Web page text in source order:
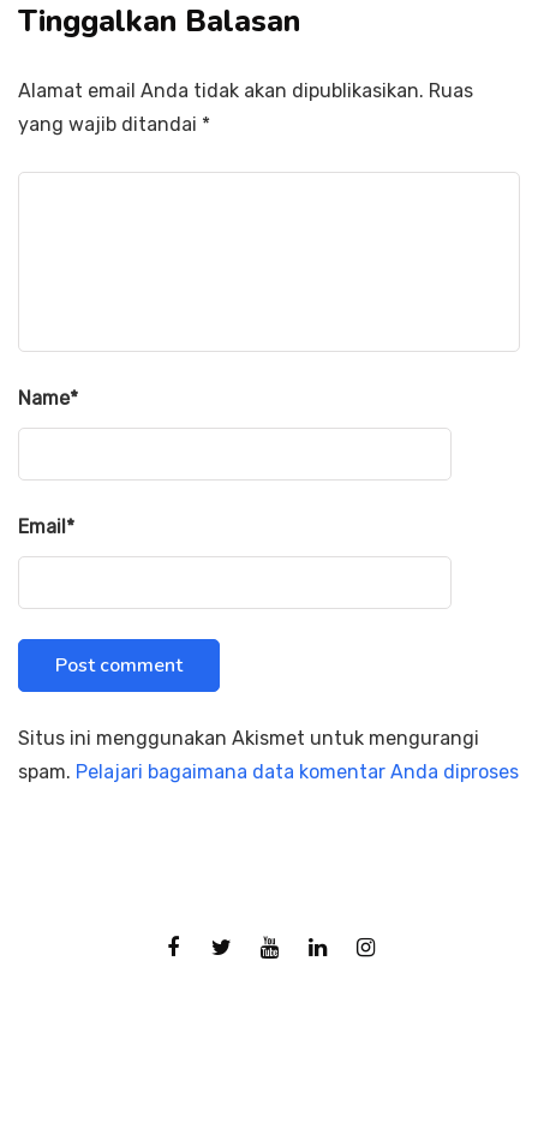
Tinggalkan Balasan
Alamat email Anda tidak akan dipublikasikan. Ruas
yang wajib ditandai *
Name*
Email*
Situs ini menggunakan Akismet untuk mengurangi
spam. Pelajari bagaimana data komentar Anda diproses